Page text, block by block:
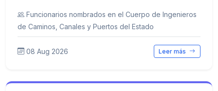
Funcionarios nombrados en el Cuerpo de Ingenieros
de Caminos, Canales y Puertos del Estado
08 Aug 2026 Leer más